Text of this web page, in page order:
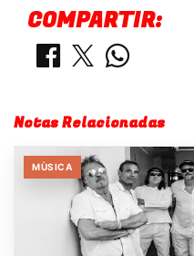
COMPARTIR:
Notas Relacionadas
MÙSICA